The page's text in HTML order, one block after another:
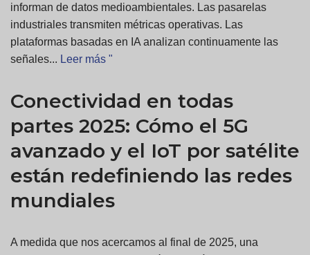
informan de datos medioambientales. Las pasarelas
industriales transmiten métricas operativas. Las
plataformas basadas en IA analizan continuamente las
señales... Leer más "
Conectividad en todas
partes 2025: Cómo el 5G
avanzado y el IoT por satélite
están redefiniendo las redes
mundiales
A medida que nos acercamos al final de 2025, una